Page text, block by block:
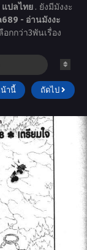
แปลไทย . ยังมีมังงะ
- อ่านมังงะ
อกกว่า3พันเรื่อง
านี้ ถัดไป